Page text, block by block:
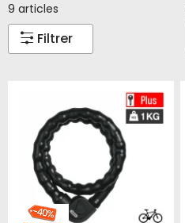
9 articles
Filtrer